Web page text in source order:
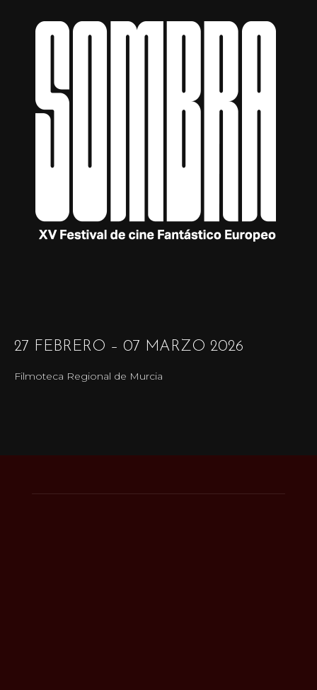
27 FEBRERO – 07 MARZO 2026
Filmoteca Regional de Murcia